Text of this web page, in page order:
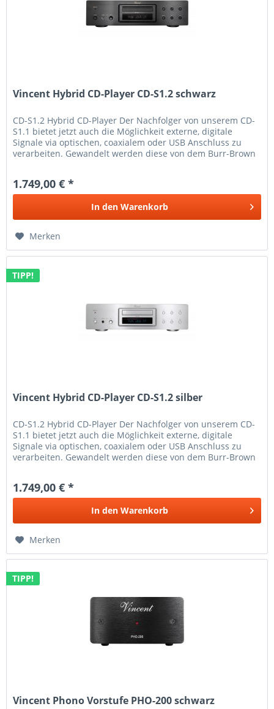
Vincent Hybrid CD-Player CD-S1.2 schwarz
CD-S1.2 Hybrid CD-Player Der Nachfolger von unserem CD-
S1.1 bietet jetzt auch die Möglichkeit externe, digitale
Signale via optischen, coaxialem oder USB Anschluss zu
verarbeiten. Gewandelt werden diese von dem Burr-Brown
1.749,00 € *
In den Warenkorb
Merken
TIPP!
Vincent Hybrid CD-Player CD-S1.2 silber
CD-S1.2 Hybrid CD-Player Der Nachfolger von unserem CD-
S1.1 bietet jetzt auch die Möglichkeit externe, digitale
Signale via optischen, coaxialem oder USB Anschluss zu
verarbeiten. Gewandelt werden diese von dem Burr-Brown
1.749,00 € *
In den Warenkorb
Merken
TIPP!
Vincent Phono Vorstufe PHO-200 schwarz